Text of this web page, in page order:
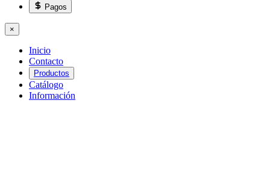
Pagos
×
Inicio
Contacto
Productos
Catálogo
Información